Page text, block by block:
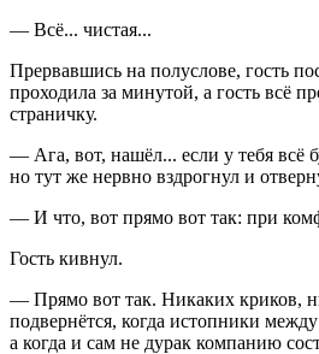
— Всё... чистая...
Прервавшись на полуслове, гость
проходила за минутой, а гость всё
страничку.
— Ага, вот, нашёл... если у тебя всё
но тут же нервно вздрогнул и
— И что, вот прямо вот так: при
Гость кивнул.
— Прямо вот так. Никаких криков,
подвернётся, когда истопники
а когда и сам не дурак компанию